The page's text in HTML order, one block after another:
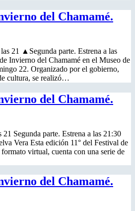
del Chamamé.
21 ▲Segunda parte. Estrena a las
Invierno del Chamamé en el Museo de
22. Organizado por el gobierno,
cultura, se realizó…
del Chamamé.
21 Segunda parte. Estrena a las 21:30
Vera Esta edición 11° del Festival de
virtual, cuenta con una serie de
del Chamamé.